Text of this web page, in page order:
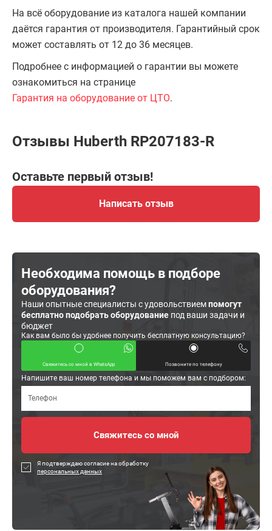
На всё оборудование из каталога нашей компании
даётся гарантия от производителя. Гарантийный срок
может составлять от 12 до 36 месяцев.
Подробнее с информацией о гарантии вы можете
ознакомиться на странице
Гарантия на оборудование от ЦТО.
Отзывы Huberth RP207183-R
Оставьте первый отзыв!
Написать отзыв
Необходима помощь в подборе
оборудования?
Наши опытные специалисты с удовольствиемпомогут
бесплатно подобрать оборудование под ваши задачи и
бюджет
Как вам было бы удобнее получить бесплатную консультацию?
Свяжитесь со мной в WhatsApp Позвоните по телефону
Напишите ваш номер телефона и мы поможем вам с подбором:
Я подтверждаю согласие на обработку
персональных данных